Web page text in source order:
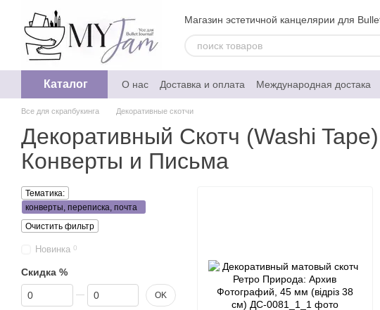
Перейти к основному контенту
Магазин эстетичной канцелярии для
Каталог О нас Доставка и оплата Международная достака
Обмен и возврат
Отзывы о магазине
Политика конфедециальности
Все для скрапбукинга Декоративные скотчи
Декоративный Скотч (Washi
Конверты и Письма
Тематика:
конверты, переписка, почта
Очистить фильтр
Новинка 0
Скидка %
От Скидка %
До Скидка % OK